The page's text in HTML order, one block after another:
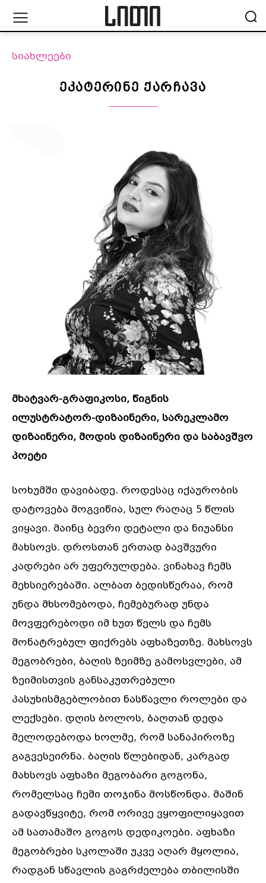
სიახლეები
ეკატერინე ქარჩავა
მხატვარ-გრაფიკოსი, წიგნის
ილუსტრატორ-დიზაინერი, სარეკლამო
დიზაინერი, მოდის დიზაინერი და საბავშვო
პოეტი
სოხუმში დავიბადე. როდესაც იქაურობის
დატოვება მოგვიწია, სულ რაღაც 5 წლის
ვიყავი. მაინც ბევრი დეტალი და ნიუანსი
მახსოვს. დროსთან ერთად ბავშვური
კადრები არ უფერულდება. ვინახავ ჩემს
მეხსიერებაში. ალბათ ბედისწერაა, რომ
უნდა მხსომებოდა, ჩემებურად უნდა
მოვფერებოდი იმ ხუთ წელს და ჩემს
მონატრებულ ფიქრებს აფხაზეთზე. მახსოვს
მეგობრები, ბაღის ზეიმზე გამოსვლები, ამ
ზეიმისთვის განსაკუთრებული
პასუხისმგებლობით ნასწავლი როლები და
ლექსები. დღის ბოლოს, ბაღთან დედა
მელოდებოდა ხოლმე, რომ სანაპიროზე
გაგვესეირნა. ბაღის წლებიდან, კარგად
მახსოვს აფხაზი მეგობარი გოგონა,
რომელსაც ჩემი თოჯინა მოსწონდა. მაშინ
გადავწყვიტე, რომ ორივე ვყოფილიყავით
ამ სათამაშო გოგოს დედიკოები. აფხაზი
მეგობრები სკოლაში უკვე აღარ მყოლია,
რადგან სწავლის გაგრძელება თბილისში